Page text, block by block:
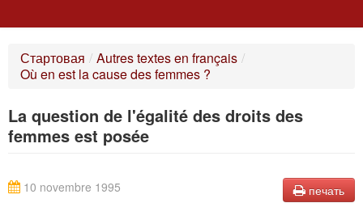
ЧТО ТАКОЕ СКИ?
ПОИСК
Стартовая / Autres textes en français /
Où en est la cause des femmes ?
La question de l'égalité des droits des
femmes est posée
печать
10 novembre 1995